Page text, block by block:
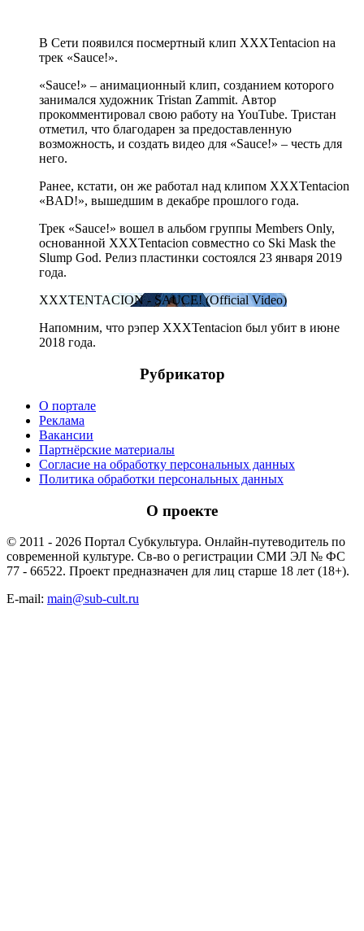
В Сети появился посмертный клип XXXTentacion на
трек «Sauce!».
«Sauce!» – анимационный клип, созданием которого
занимался художник Tristan Zammit. Автор
прокомментировал свою работу на YouTube. Тристан
отметил, что благодарен за предоставленную
возможность, и создать видео для «Sauce!» – честь для
него.
Ранее, кстати, он же работал над клипом XXXTentacion
«BAD!», вышедшим в декабре прошлого года.
Трек «Sauce!» вошел в альбом группы Members Only,
основанной XXXTentacion совместно со Ski Mask the
Slump God. Релиз пластинки состоялся 23 января 2019
года.
XXXTENTACION - SAUCE! (Official Video)
Напомним, что рэпер XXXTentacion был убит в июне
2018 года.
Рубрикатор
О портале
Реклама
Вакансии
Партнёрские материалы
Согласие на обработку персональных данных
Политика обработки персональных данных
О проекте
© 2011 - 2026 Портал Субкультура. Онлайн-путеводитель по
современной культуре. Св-во о регистрации СМИ ЭЛ № ФС
77 - 66522. Проект предназначен для лиц старше 18 лет (18+).
E-mail: main@sub-cult.ru